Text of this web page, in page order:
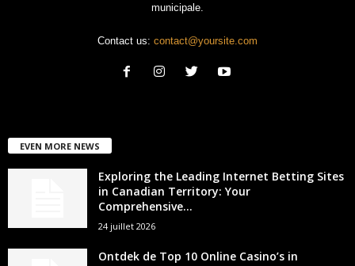
municipale.
Contact us: contact@yoursite.com
EVEN MORE NEWS
Exploring the Leading Internet Betting Sites
in Canadian Territory: Your
Comprehensive...
24 juillet 2026
Ontdek de Top 10 Online Casino’s in